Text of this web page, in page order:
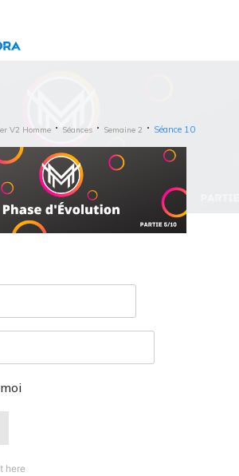
V2 Homme Séances Semaine 2 Séance 10
here